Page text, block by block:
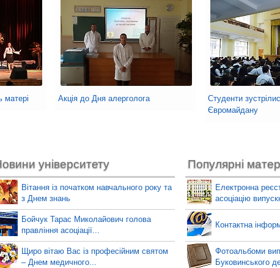
Акція до Дня алерголога
Студенти
Євромайдану
Популярні
Електронна
асоціацію
Контактна
Фотоальбоми
Буковинського
університету
Вітання із початком навчального року та
з Днем знань
Бойчук Тарас Миколайович голова
правління асоціації...
Щиро вітаю Вас із професійним святом
– Днем медичного...